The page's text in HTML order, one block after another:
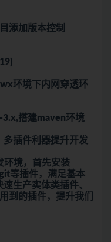
添加版本控制
环境下内网穿透环
搭建maven环境
多插件利器提升开发
环境，首先安装
等插件，满足基本
生产实体类插件、
到的插件，提升我们